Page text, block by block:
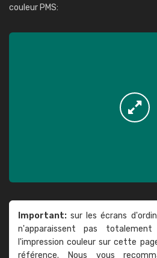
couleur PMS:
Important: sur les écrans
n'apparaissent pas totalement
l'impression couleur sur cette
référence. Nous vous